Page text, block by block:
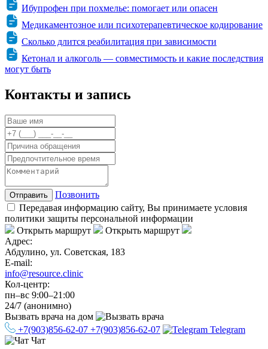
Ибупрофен при похмелье: помогает или опасен
Медикаментозное или психотерапевтическое кодирование
Сколько длится реабилитация при зависимости
Кетонал и алкоголь — совместимость и какие последствия
могут быть
Контакты и запись
Отправить
Позвонить
Передавая информацию сайту, Вы принимаете условия
политики защиты персональной информации
Открыть маршрут
Открыть маршрут
Адрес:
Абдулино, ул. Советская, 183
E-mail:
info@resource.clinic
Кол-центр:
пн–вс 9:00–21:00
24/7 (анонимно)
Вызвать врача на дом
+7(903)856-62-07 +7(903)856-62-07
Telegram
Чат